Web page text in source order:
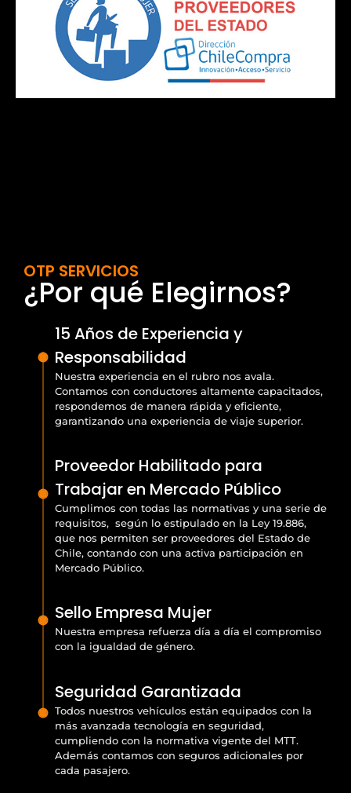
OTP SERVICIOS
¿Por qué Elegirnos?
15 Años de Experiencia y
Responsabilidad
Nuestra experiencia en el rubro nos avala.
Contamos con conductores altamente capacitados,
respondemos de manera rápida y eficiente,
garantizando una experiencia de viaje superior.
Proveedor Habilitado para
Trabajar en Mercado Público
Cumplimos con todas las normativas y una serie de
requisitos, según lo estipulado en la Ley 19.886,
que nos permiten ser proveedores del Estado de
Chile, contando con una activa participación en
Mercado Público.
Sello Empresa Mujer
Nuestra empresa refuerza día a día el compromiso
con la igualdad de género.
Seguridad Garantizada
Todos nuestros vehículos están equipados con la
más avanzada tecnología en seguridad,
cumpliendo con la normativa vigente del MTT.
Además contamos con seguros adicionales por
cada pasajero.